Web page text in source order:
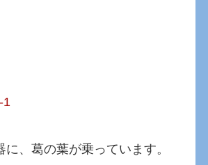
に、葛の葉が乗っています。